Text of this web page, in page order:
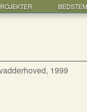
1999